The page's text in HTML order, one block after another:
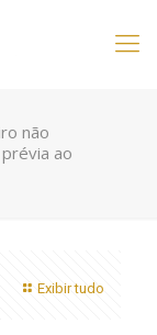
não
ao
Exibir tudo